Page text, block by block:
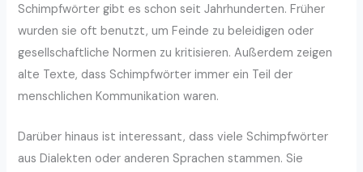
Schimpfwörter gibt es schon seit Jahrhunderten. Früher
wurden sie oft benutzt, um Feinde zu beleidigen oder
gesellschaftliche Normen zu kritisieren. Außerdem zeigen
alte Texte, dass Schimpfwörter immer ein Teil der
menschlichen Kommunikation waren.
Darüber hinaus ist interessant, dass viele Schimpfwörter
aus Dialekten oder anderen Sprachen stammen. Sie